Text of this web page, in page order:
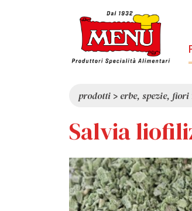
prodotti >erbe, spezie, fiori
Salvia